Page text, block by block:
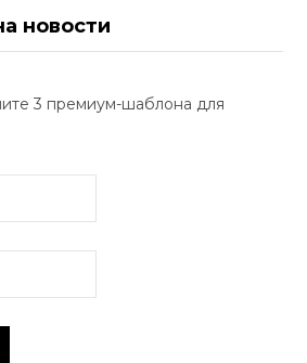
новости
3 премиум-шаблона для